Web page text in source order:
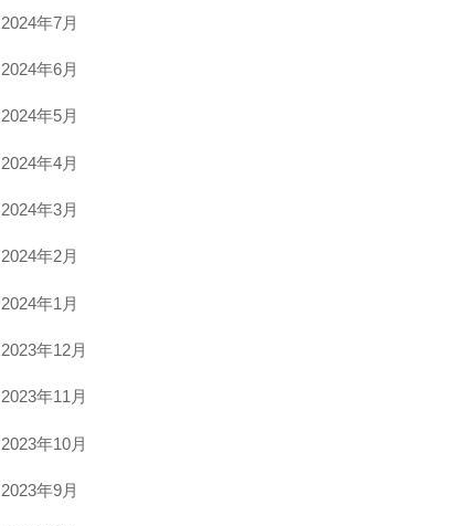
2024年7月
2024年6月
2024年5月
2024年4月
2024年3月
2024年2月
2024年1月
2023年12月
2023年11月
2023年10月
2023年9月